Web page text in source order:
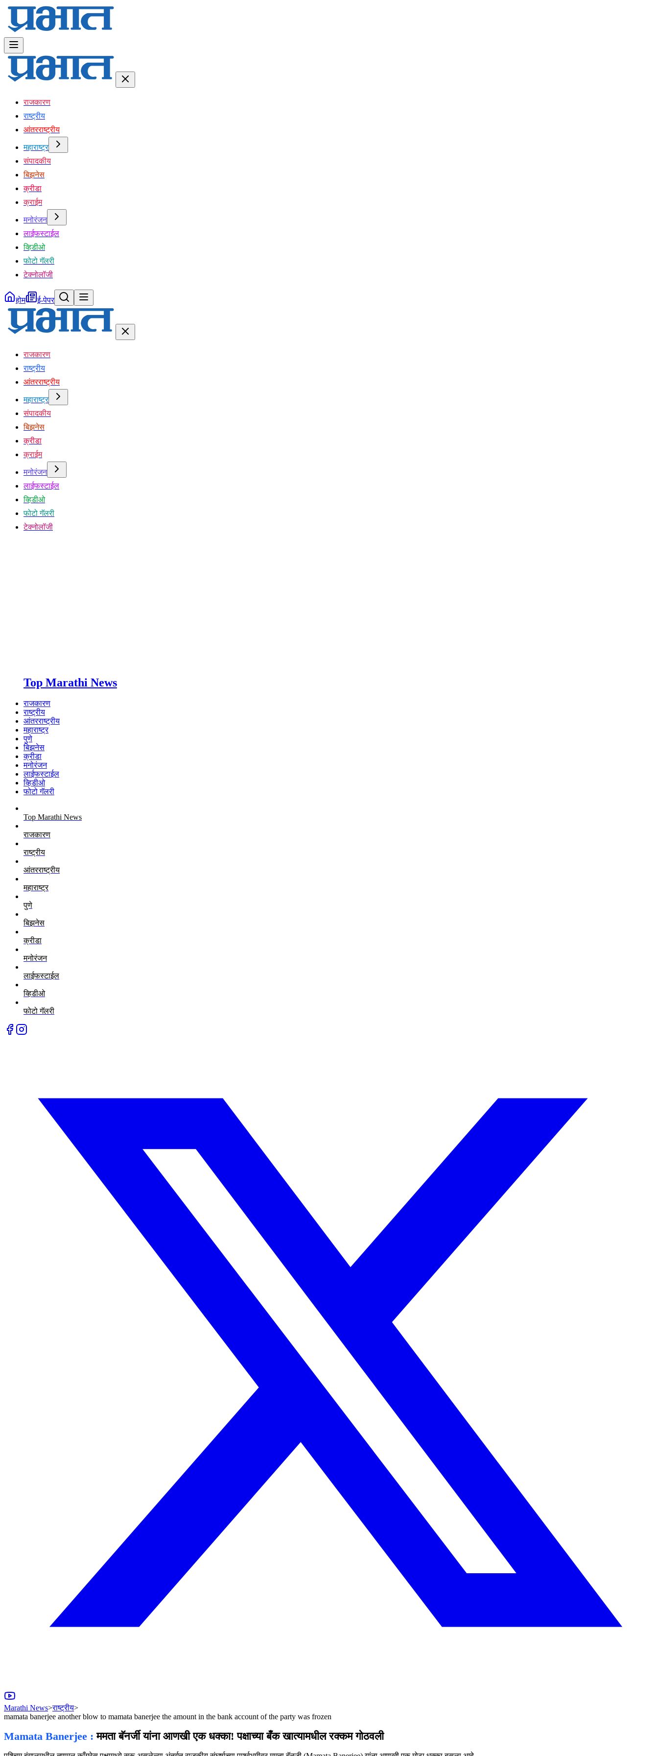
राजकारण
राष्ट्रीय
आंतरराष्ट्रीय
महाराष्ट्र
संपादकीय
बिझनेस
क्रीडा
क्राईम
मनोरंजन
लाईफस्टाईल
व्हिडीओ
फोटो गॅलरी
टेक्नोलॉजी
होम ई-पेपर
राजकारण
राष्ट्रीय
आंतरराष्ट्रीय
महाराष्ट्र
संपादकीय
बिझनेस
क्रीडा
क्राईम
मनोरंजन
लाईफस्टाईल
व्हिडीओ
फोटो गॅलरी
टेक्नोलॉजी
Top Marathi News
राजकारण
राष्ट्रीय
आंतरराष्ट्रीय
महाराष्ट्र
पुणे
बिझनेस
क्रीडा
मनोरंजन
लाईफस्टाईल
व्हिडीओ
फोटो गॅलरी
Top Marathi News
राजकारण
राष्ट्रीय
आंतरराष्ट्रीय
महाराष्ट्र
पुणे
बिझनेस
क्रीडा
मनोरंजन
लाईफस्टाईल
व्हिडीओ
फोटो गॅलरी
Marathi News>राष्ट्रीय>
mamata banerjee another blow to mamata banerjee the amount in the bank account of the party was frozen
Mamata Banerjee : ममता बॅनर्जी यांना आणखी एक धक्का! पक्षाच्‍या बँक खात्यामधील रक्कम गोठवली